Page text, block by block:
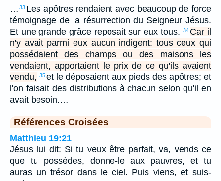
… 33 Les apôtres rendaient avec beaucoup de force
témoignage de la résurrection du Seigneur Jésus.
Et une grande grâce reposait sur eux tous.
34 Car il
n'y avait parmi eux aucun indigent: tous ceux qui
possédaient des champs ou des maisons les
vendaient, apportaient le prix de ce qu'ils avaient
vendu, 35et le déposaient aux pieds des apôtres; et
l'on faisait des distributions à chacun selon qu'il en
avait besoin.…
Références Croisées
Matthieu 19:21
Jésus lui dit: Si tu veux être parfait, va, vends ce
que tu possèdes, donne-le aux pauvres, et tu
auras un trésor dans le ciel. Puis viens, et suis-